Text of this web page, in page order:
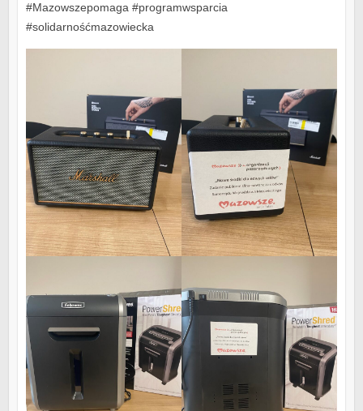
#Mazowszepomaga #programwsparcia
#solidarnośćmazowiecka